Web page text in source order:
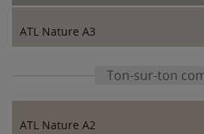
ATL Nature A3
Ton-sur-ton
ATL Nature A2